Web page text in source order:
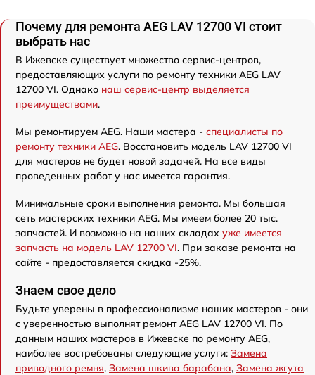
Почему для ремонта AEG LAV 12700 VI стоит
выбрать нас
В Ижевске существует множество сервис-центров,
предоставляющих услуги по ремонту техники AEG LAV
12700 VI. Однако наш сервис-центр выделяется
преимуществами.
Мы ремонтируем AEG. Наши мастера - специалисты по
ремонту техники AEG. Восстановить модель LAV 12700 VI
для мастеров не будет новой задачей. На все виды
проведенных работ у нас имеется гарантия.
Минимальные сроки выполнения ремонта. Мы большая
сеть мастерских техники AEG. Мы имеем более 20 тыс.
запчастей. И возможно на наших складах уже имеется
запчасть на модель LAV 12700 VI. При заказе ремонта на
сайте - предоставляется скидка -25%.
Знаем свое дело
Будьте уверены в профессионализме наших мастеров - они
с уверенностью выполнят ремонт AEG LAV 12700 VI. По
данным наших мастеров в Ижевске по ремонту AEG,
наиболее востребованы следующие услуги: Замена
приводного ремня, Замена шкива барабана, Замена жгута